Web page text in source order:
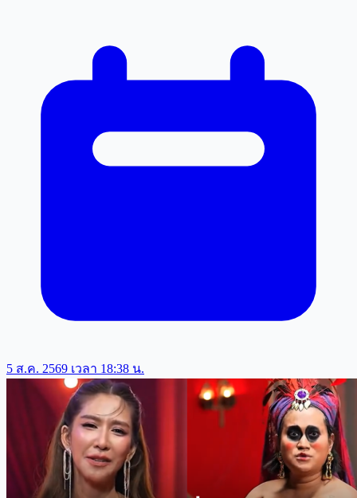
5 ส.ค. 2569 เวลา 18:38 น.